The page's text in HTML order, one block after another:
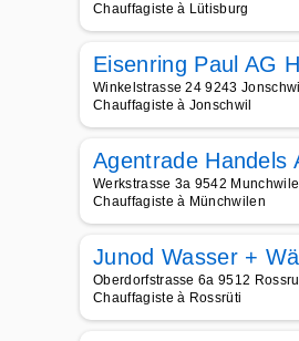
Chauffagiste à Lütisburg
Eisenring Paul AG
Winkelstrasse 24 9243
Chauffagiste à Jonschwil
Agentrade Handels
Werkstrasse 3a 9542
Chauffagiste à Münchwilen
Junod Wasser +
Oberdorfstrasse 6a 9512
Chauffagiste à Rossrüti